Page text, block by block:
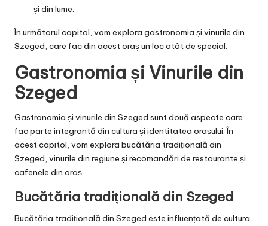
și din lume.
În următorul capitol, vom explora gastronomia și vinurile din
Szeged, care fac din acest oraș un loc atât de special.
Gastronomia și Vinurile din
Szeged
Gastronomia și vinurile din Szeged sunt două aspecte care
fac parte integrantă din cultura și identitatea orașului. În
acest capitol, vom explora bucătăria tradițională din
Szeged, vinurile din regiune și recomandări de restaurante și
cafenele din oraș.
Bucătăria tradițională din Szeged
Bucătăria tradițională din Szeged este influențată de cultura